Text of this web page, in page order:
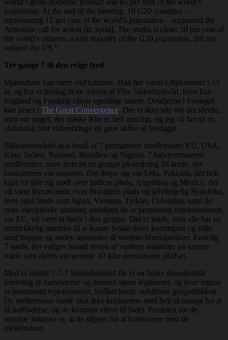
population. At the end of the meeting, 10 G20 countries –
representing 12 per cent of the world’s population – supported the
American call for action [in Syria]. The maths is clear: 50 per cent of
the world’s citizens, a vast majority of the G20 population, did not
support the US.”
Tre gange 7 til den evige fred
Mahbubani kan mere end kritisere. Han har været i diplomatiet i 33
år, og har et forslag til en reform af FNs Sikkerhedsråd, hvor kun
England og Frankrig bliver egentlige tabere. Detaljerne i forslaget
kan læses i The Great Convergence. Der er ikke tale om det ideelle,
men om noget, der måske ikke er helt umuligt, og jeg vil her til en
afslutning blot viderebringe en grov skitse af forslaget.
Sikkerhedsrådet skal bestå af 7 permanente medlemmer: EU, USA,
Kina, Indien, Rusland, Brasilien og Nigeria. 7 halvpermanente
medlemmer, mere præcist en gruppe på omkring 28 lande, der
konkurrerer om ansvaret. Det drejer sig om f.eks. Pakistan, der helt
klart vil føle sig stødt over Indiens plads, Argentina og Mexico, der
vil være fornærmede over Brasiliens plads og selvfølgelig Sydafrika,
men også lande som Japan, Vietnam, Tyrkiet, Colombia, samt de
store europæiske nationer, endskønt de er permanent repræsenterede
via EU, vil være at finde i den gruppe. Det er lande, som alle har en
tilstrækkelig størrelse til at kunne betale deres kontingent og stille
med tropper og anden assistance til verdens brændpunkter. Endelig
7 lande, der vælges blandt resten af verdens småstater på samme
måde som rådets nuværende 10 ikke-permanente pladser.
Med et sådant 7-7-7 Sikkerhedsråd får vi en bedre demokratisk
fordeling af mandaterne og dermed større legitimitet, og hver region
er permanent repræsenteret, hvilket burde stabilisere geopolitikken.
De mellemstore lande skal ikke konkurrere med helt så mange for at
få indflydelse, og de kommer oftere til fadet. Fordelen for de
mindste nationer er, at de slipper for at konkurrere med de
mellemstore.